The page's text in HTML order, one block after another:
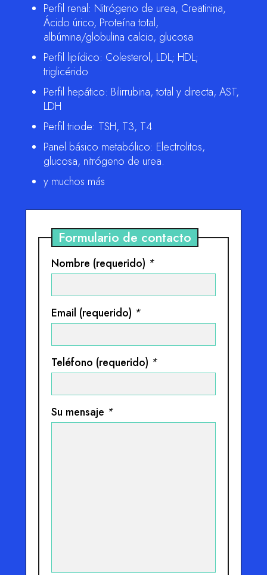
Perfil renal: Nitrógeno de urea, Creatinina,
Ácido úrico, Proteína total,
albúmina/globulina calcio, glucosa
Perfil lipídico: Colesterol, LDL; HDL;
triglicérido
Perfil hepático: Bilirrubina, total y directa, AST,
LDH
Perfil triode: TSH, T3, T4
Panel básico metabólico: Electrolitos,
glucosa, nitrógeno de urea.
y muchos más
Formulario de contacto
Nombre (requerido) *
Email (requerido) *
Teléfono (requerido) *
Su mensaje *